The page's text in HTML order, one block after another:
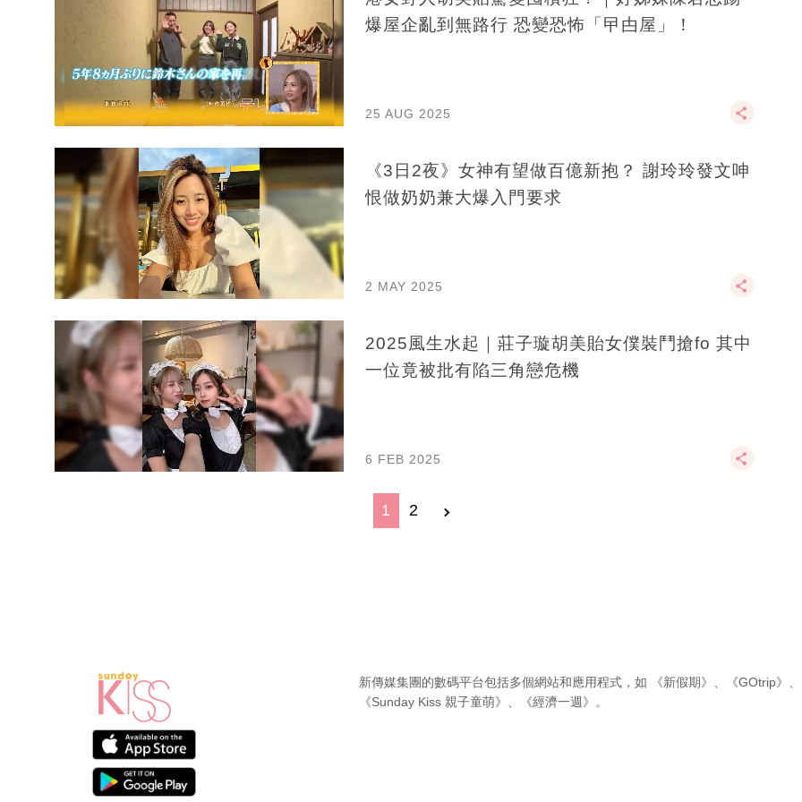
爆屋企亂到無路行 恐變恐怖「曱甴屋」！
25 AUG 2025
《3日2夜》女神有望做百億新抱？ 謝玲玲發文呻
恨做奶奶兼大爆入門要求
2 MAY 2025
2025風生水起｜莊子璇胡美貽女僕裝鬥搶fo 其中
一位竟被批有陷三角戀危機
6 FEB 2025
1 2
新傳媒集團的數碼平台包括多個網站和應用程式，如 《新假期》 《GOtrip》
《Sunday Kiss 親子童萌》
《經濟一週》 。